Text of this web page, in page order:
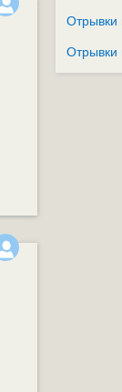
Отрывки